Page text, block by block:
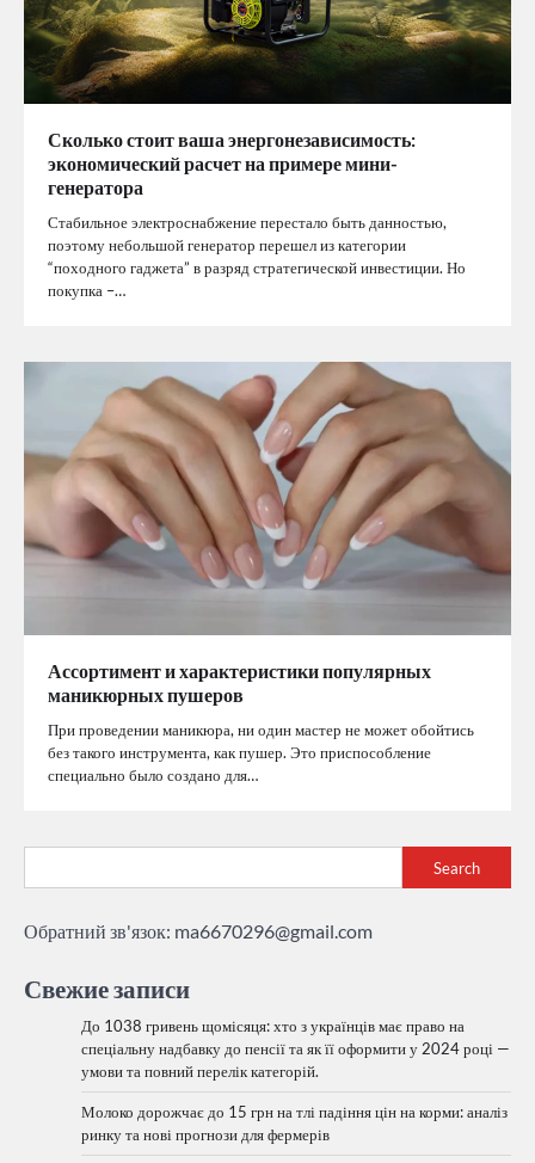
Сколько стоит ваша энергонезависимость:
экономический расчет на примере мини-
генератора
Стабильное электроснабжение перестало быть данностью,
поэтому небольшой генератор перешел из категории
“походного гаджета” в разряд стратегической инвестиции. Но
покупка –…
Ассортимент и характеристики популярных
маникюрных пушеров
При проведении маникюра, ни один мастер не может обойтись
без такого инструмента, как пушер. Это приспособление
специально было создано для…
Search
Обратний зв'язок: ma6670296@gmail.com
Свежие записи
До 1038 гривень щомісяця: хто з українців має право на
спеціальну надбавку до пенсії та як її оформити у 2024 році —
умови та повний перелік категорій.
Молоко дорожчає до 15 грн на тлі падіння цін на корми: аналіз
ринку та нові прогнози для фермерів